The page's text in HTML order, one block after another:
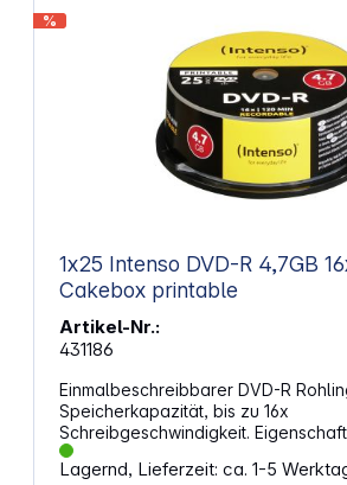
%
1x25 Intenso DVD-R 4,7GB 16x Speed
Cakebox printable
Artikel-Nr.:
431186
Einmalbeschreibbarer DVD-R
Speicherkapazität, bis zu 16x
Schreibgeschwindigkeit. Eigenschaften: 25er
Lagernd, Lieferzeit: ca. 1-5